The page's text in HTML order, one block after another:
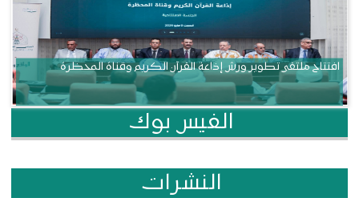
افتتاح ملتقى تطوير ورش إذاعة القرآن الكريم وقناة المحظرة
الفيس بوك
النشرات